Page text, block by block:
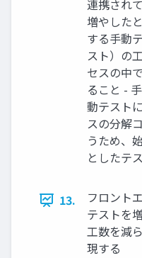
連携され
増やした
する手動
スト）の
セスの中
ること -
動テスト
スの分解
うため、
としたテ
13.
フロント
テストを
工数を減
現する